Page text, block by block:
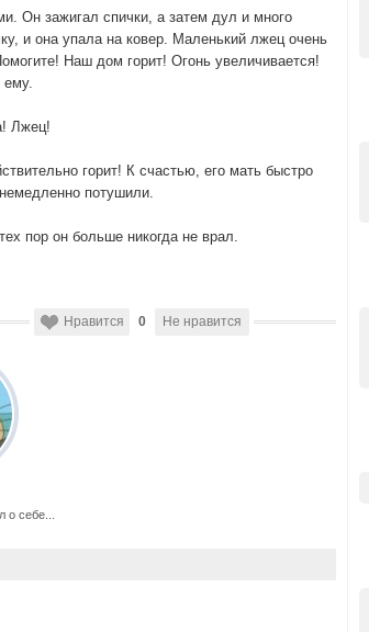
Он зажигал спички, а затем дул и много
и она упала на ковер. Маленький лжец очень
Наш дом горит! Огонь увеличивается!
ему.
Лжец!
горит! К счастью, его мать быстро
потушили.
пор он больше никогда не врал.
Нравится 0 Не нравится
о себе...